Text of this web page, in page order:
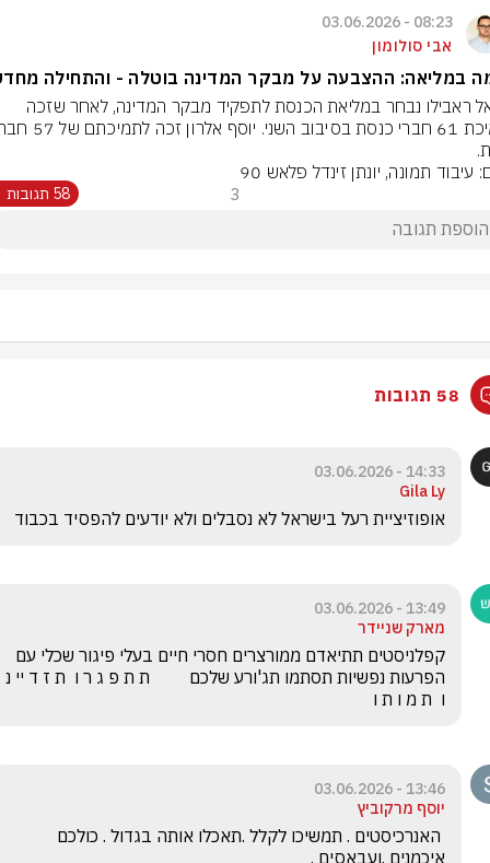
08:23 - 03.06.2026
אבי סולומון
במליאה: ההצבעה על מבקר המדינה בוטלה - והתחילה
עיבוד תמונה, יונתן זינדל פלאש 90
3 58 תגובות
58 תגובות
14:33 - 03.06.2026
Gila Ly
אופוזיציית רעל בישראל לא נסבלים ולא יודעים להפסיד בכבוד
13:49 - 03.06.2026
מארק שניידר
ו  ת מ ו ת ו
13:46 - 03.06.2026
יוסף מרקוביץ
איכמנים .ועבאסים .